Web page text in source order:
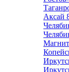
Аксай